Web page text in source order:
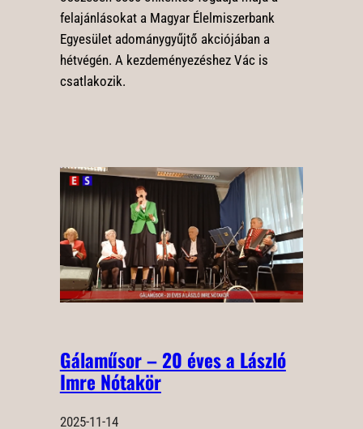
felajánlásokat a Magyar Élelmiszerbank
Egyesület adománygyűjtő akciójában a
hétvégén. A kezdeményezéshez Vác is
csatlakozik.
Gálaműsor – 20 éves a László
Imre Nótakör
2025-11-14